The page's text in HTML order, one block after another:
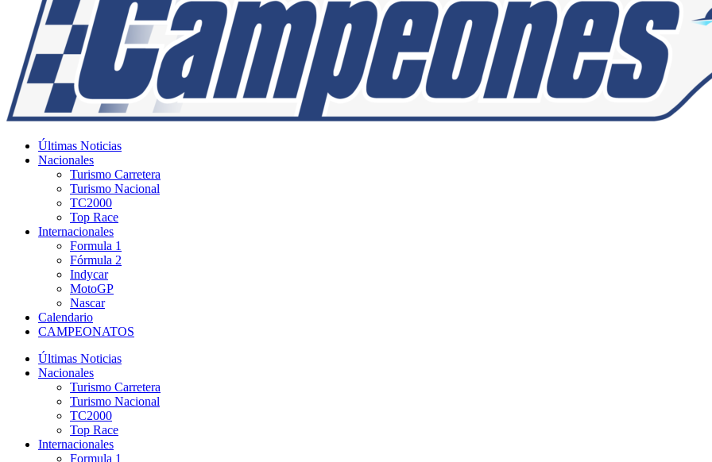
Últimas Noticias
Nacionales
Turismo Carretera
Turismo Nacional
TC2000
Top Race
Internacionales
Formula 1
Fórmula 2
Indycar
MotoGP
Nascar
Calendario
CAMPEONATOS
Últimas Noticias
Nacionales
Turismo Carretera
Turismo Nacional
TC2000
Top Race
Internacionales
Formula 1